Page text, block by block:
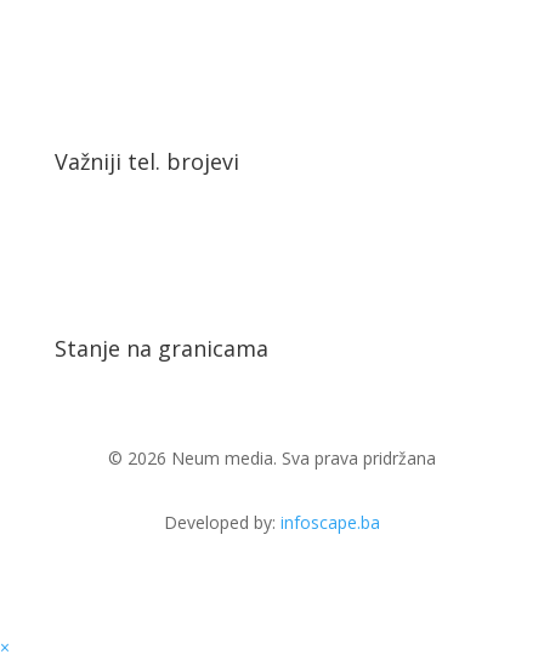
Važniji tel. brojevi
Stanje na granicama
© 2026 Neum media. Sva prava pridržana
Developed by: infoscape.ba
×